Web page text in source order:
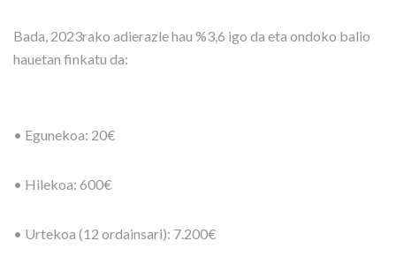
Bada, 2023rako adierazle hau %3,6 igo da eta ondoko balio
hauetan finkatu da:
• Egunekoa: 20€
• Hilekoa: 600€
• Urtekoa (12 ordainsari): 7.200€